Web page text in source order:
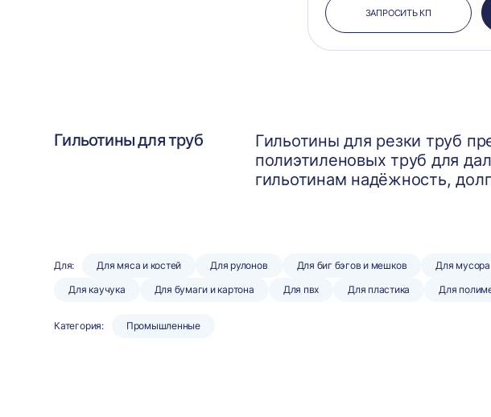
ЗАПРОСИТЬ КП
Гильотины для труб
Гильотины для резки труб
полиэтиленовых труб для
гильотинам надёжность,
Для: Для мяса и костей Для рулонов Для биг бэгов и мешков Для мусора
Для каучука
Для бумаги и картона Для пвх Для пластика Для
Категория: Промышленные